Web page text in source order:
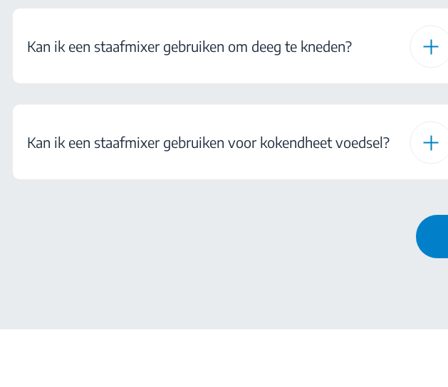
Kan ik een staafmixer gebruiken om deeg te kneden?
Kan ik een staafmixer gebruiken voor kokendheet voedsel?